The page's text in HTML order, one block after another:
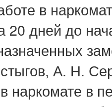
в
20 дней до
А. Н.
наркомате в